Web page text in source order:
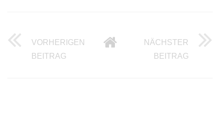
VORHERIGEN
BEITRAG 15 EINFACHE JQUERY TUTORIALS
NÄCHSTER
BEITRAG